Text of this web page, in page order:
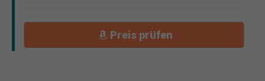
Preis prüfen